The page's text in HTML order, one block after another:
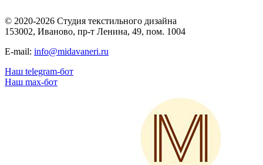
© 2020-2026 Студия текстильного дизайна
153002, Иваново, пр-т Ленина, 49, пом. 1004
E-mail: info@midavaneri.ru
Наш telegram-бот
Наш max-бот